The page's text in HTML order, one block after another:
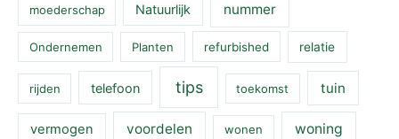
moederschap Natuurlijk nummer
Ondernemen Planten refurbished relatie
rijden telefoon tips toekomst tuin
vermogen voordelen wonen woning